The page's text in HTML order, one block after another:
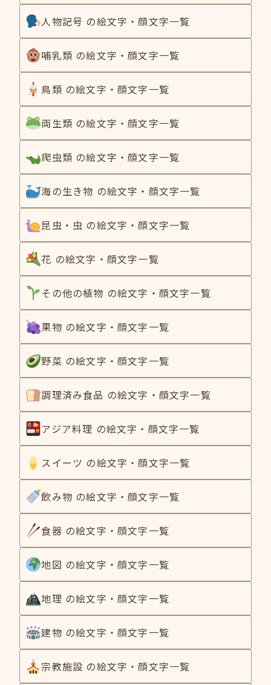
人物記号 の絵文字・顔文字一覧
哺乳類 の絵文字・顔文字一覧
鳥類 の絵文字・顔文字一覧
両生類 の絵文字・顔文字一覧
爬虫類 の絵文字・顔文字一覧
海の生き物 の絵文字・顔文字一覧
昆虫・虫 の絵文字・顔文字一覧
花 の絵文字・顔文字一覧
その他の植物 の絵文字・顔文字一覧
果物 の絵文字・顔文字一覧
野菜 の絵文字・顔文字一覧
調理済み食品 の絵文字・顔文字一覧
アジア料理 の絵文字・顔文字一覧
スイーツ の絵文字・顔文字一覧
飲み物 の絵文字・顔文字一覧
食器 の絵文字・顔文字一覧
地図 の絵文字・顔文字一覧
地理 の絵文字・顔文字一覧
建物 の絵文字・顔文字一覧
宗教施設 の絵文字・顔文字一覧